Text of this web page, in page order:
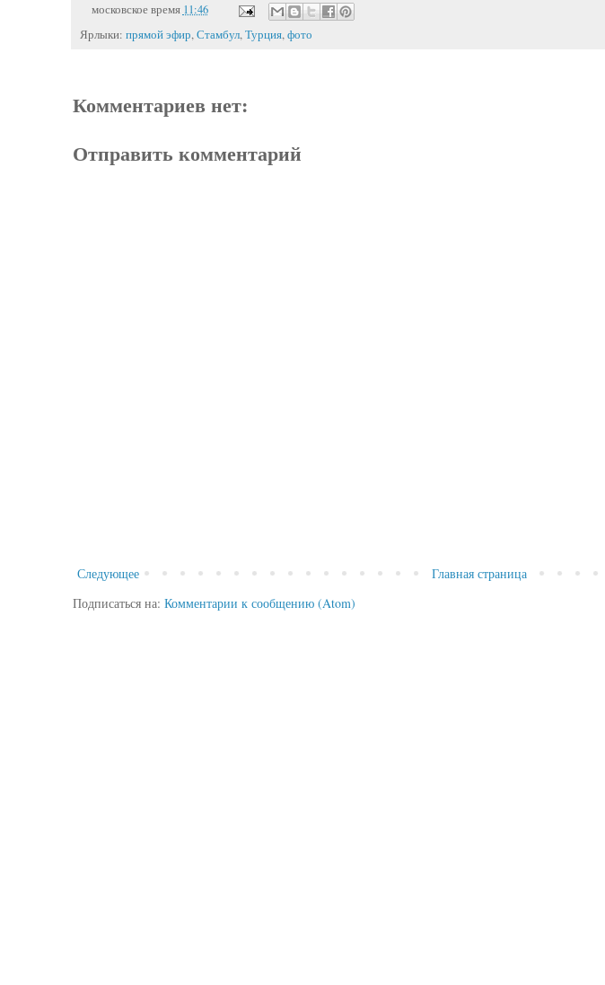
московское время 11:46
Ярлыки: прямой эфир,Стамбул,Турция,фото
Комментариев нет:
Отправить комментарий
Следующее
Главная страница
Подписаться на: Комментарии к сообщению (Atom)